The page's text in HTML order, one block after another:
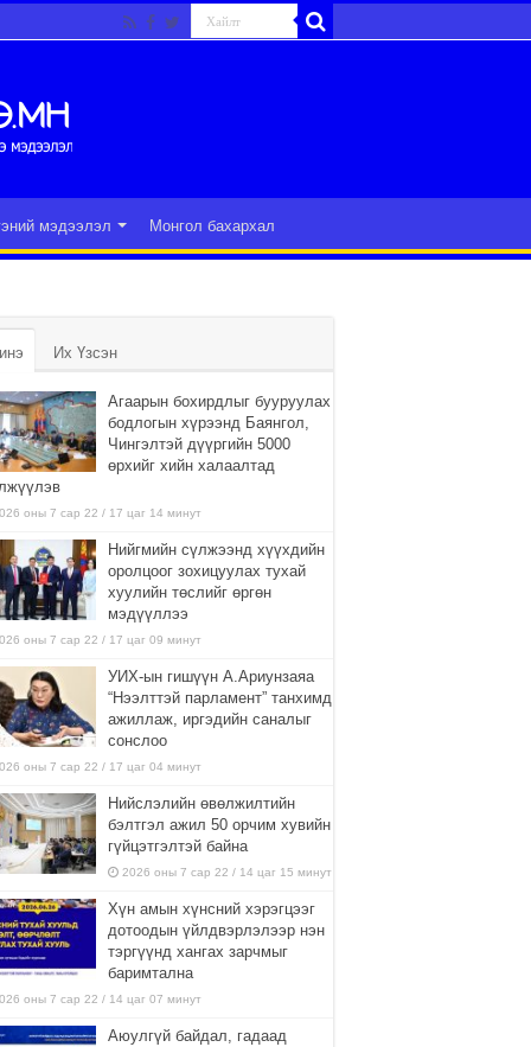
мэдээлэл Монгол бахархал
Их Үзсэн
Агаарын бохирдлыг бууруулах
бодлогын хүрээнд Баянгол,
Чингэлтэй дүүргийн 5000
өрхийг хийн халаалтад
оны 7 сар 22 / 17 цаг 14 минут
Нийгмийн сүлжээнд хүүхдийн
оролцоог зохицуулах тухай
хуулийн төслийг өргөн
мэдүүллээ
оны 7 сар 22 / 17 цаг 09 минут
УИХ-ын гишүүн А.Ариунзаяа
“Нээлттэй парламент” танхимд
ажиллаж, иргэдийн саналыг
сонслоо
оны 7 сар 22 / 17 цаг 04 минут
Нийслэлийн өвөлжилтийн
бэлтгэл ажил 50 орчим хувийн
гүйцэтгэлтэй байна
2026 оны 7 сар 22 / 14 цаг 15 минут
Хүн амын хүнсний хэрэгцээг
дотоодын үйлдвэрлэлээр нэн
тэргүүнд хангах зарчмыг
баримтална
оны 7 сар 22 / 14 цаг 07 минут
Аюулгүй байдал, гадаад